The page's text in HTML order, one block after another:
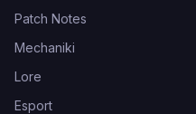
Patch Notes
Mechaniki
Lore
Esport